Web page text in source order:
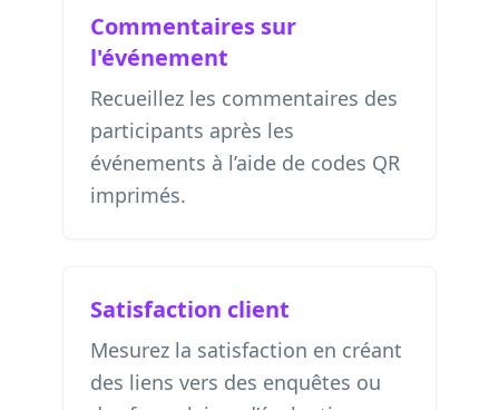
Commentaires sur
l'événement
Recueillez les commentaires des
participants après les
événements à l’aide de codes QR
imprimés.
Satisfaction client
Mesurez la satisfaction en créant
des liens vers des enquêtes ou